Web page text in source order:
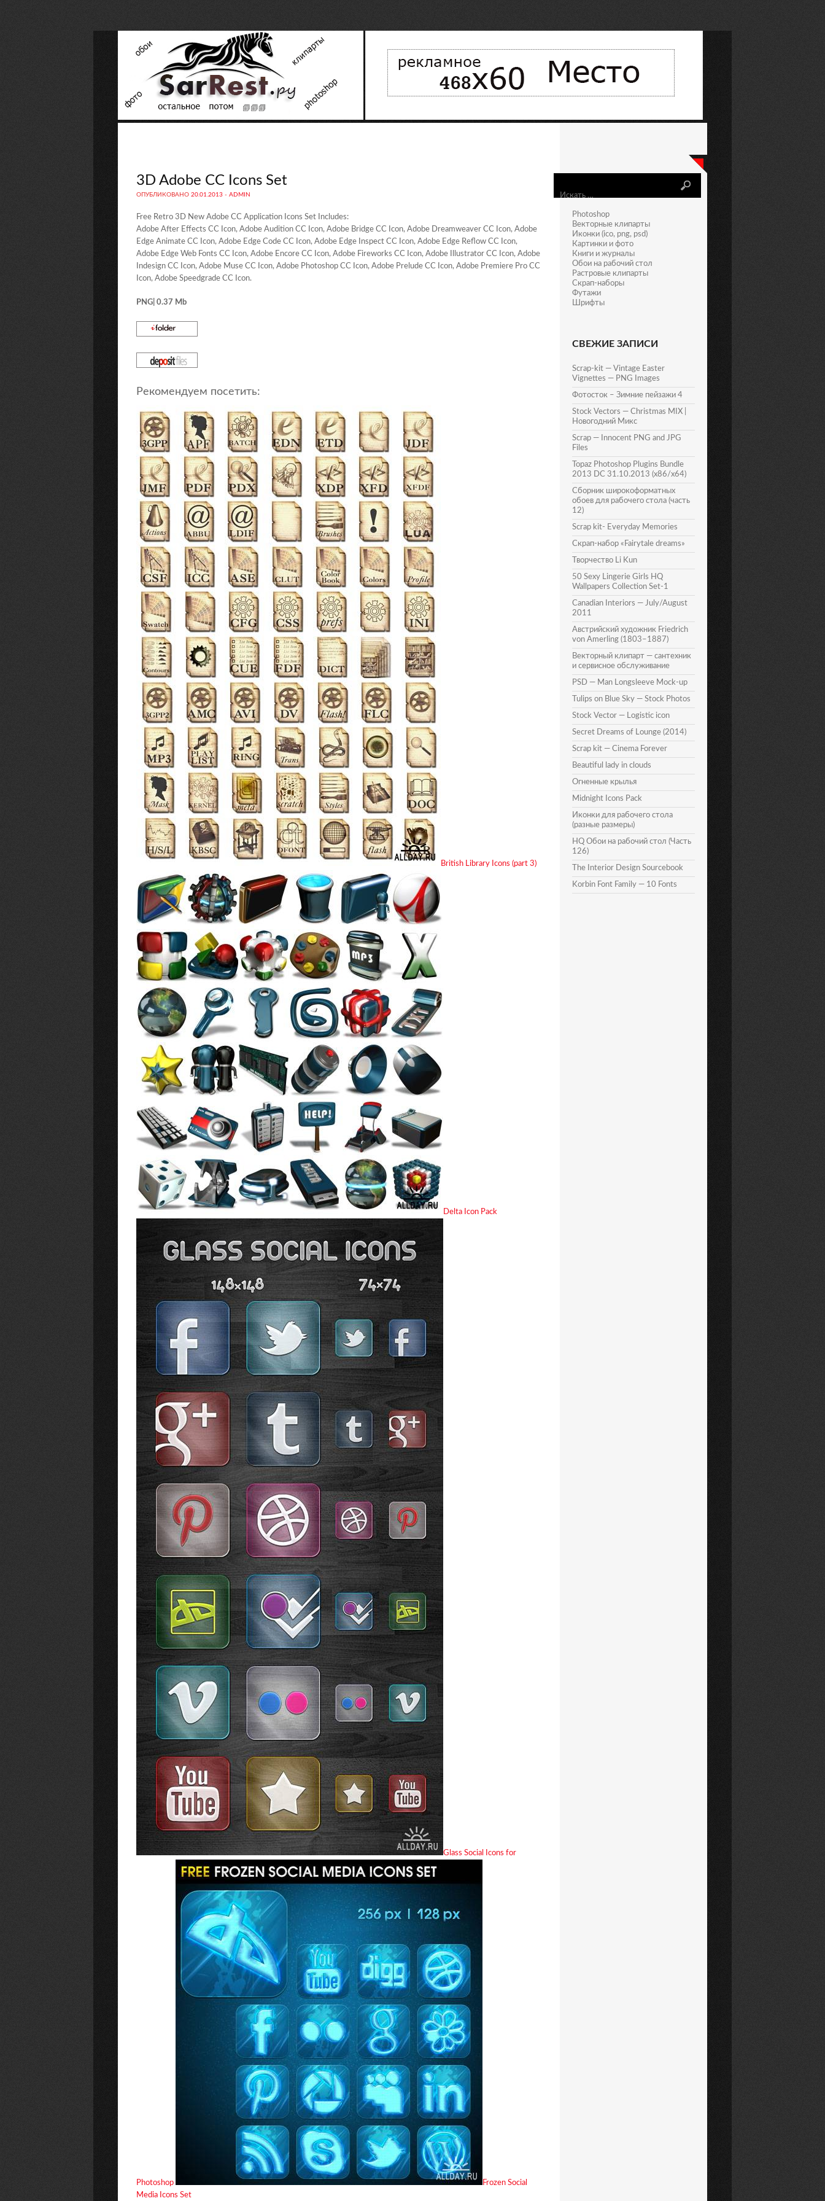
3D Adobe CC Icons Set
ОПУБЛИКОВАНО 20.01.2013 - ADMIN
Free Retro 3D New Adobe CC Application Icons Set Includes:
Adobe After Effects CC Icon, Adobe Audition CC Icon, Adobe Bridge CC Icon, Adobe Dreamweaver CC Icon, Adobe
Edge Animate CC Icon, Adobe Edge Code CC Icon, Adobe Edge Inspect CC Icon, Adobe Edge Reflow CC Icon,
Adobe Edge Web Fonts CC Icon, Adobe Encore CC Icon, Adobe Fireworks CC Icon, Adobe Illustrator CC Icon, Adobe
Indesign CC Icon, Adobe Muse CC Icon, Adobe Photoshop CC Icon, Adobe Prelude CC Icon, Adobe Premiere Pro CC
Icon, Adobe Speedgrade CC Icon.
PNG| 0.37 Mb
Рекомендуем посетить:
British Library Icons (part 3)
Delta Icon Pack
Glass Social Icons for
Photoshop
Frozen Social
Media Icons Set
Photoshop
Векторные клипарты
Иконки (ico, png, psd)
Картинки и фото
Книги и журналы
Обои на рабочий стол
Растровые клипарты
Скрап-наборы
Футажи
Шрифты
СВЕЖИЕ ЗАПИСИ
Scrap-kit — Vintage Easter
Vignettes — PNG Images
Фотосток – Зимние пейзажи 4
Stock Vectors — Christmas MIX |
Новогодний Микс
Scrap — Innocent PNG and JPG
Files
Topaz Photoshop Plugins Bundle
2013 DC 31.10.2013 (x86/x64)
Сборник широкоформатных
обоев для рабочего стола (часть
12)
Scrap kit- Everyday Memories
Скрап-набор «Fairytale dreams»
Творчество Li Kun
50 Sexy Lingerie Girls HQ
Wallpapers Collection Set-1
Canadian Interiors — July/August
2011
Австрийский художник Friedrich
von Amerling (1803–1887)
Векторный клипарт — сантехник
и сервисное обслуживание
PSD — Man Longsleeve Mock-up
Tulips on Blue Sky — Stock Photos
Stock Vector — Logistic icon
Secret Dreams of Lounge (2014)
Scrap kit — Cinema Forever
Beautiful lady in clouds
Огненные крылья
Midnight Icons Pack
Иконки для рабочего стола
(разные размеры)
HQ Обои на рабочий стол (Часть
126)
The Interior Design Sourcebook
Korbin Font Family — 10 Fonts